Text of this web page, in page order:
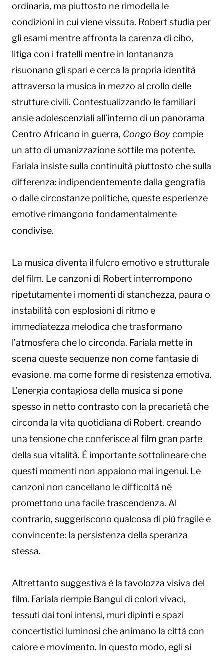
ordinaria, ma piuttosto ne rimodella le
condizioni in cui viene vissuta. Robert studia per
gli esami mentre affronta la carenza di cibo,
litiga con i fratelli mentre in lontananza
risuonano gli spari e cerca la propria identità
attraverso la musica in mezzo al crollo delle
strutture civili. Contestualizzando le familiari
ansie adolescenziali all’interno di un panorama
Centro Africano in guerra, Congo Boycompie
un atto di umanizzazione sottile ma potente.
Fariala insiste sulla continuità piuttosto che sulla
differenza: indipendentemente dalla geografia
o dalle circostanze politiche, queste esperienze
emotive rimangono fondamentalmente
condivise.
La musica diventa il fulcro emotivo e strutturale
del film. Le canzoni di Robert interrompono
ripetutamente i momenti di stanchezza, paura o
instabilità con esplosioni di ritmo e
immediatezza melodica che trasformano
l’atmosfera che lo circonda. Fariala mette in
scena queste sequenze non come fantasie di
evasione, ma come forme di resistenza emotiva.
L’energia contagiosa della musica si pone
spesso in netto contrasto con la precarietà che
circonda la vita quotidiana di Robert, creando
una tensione che conferisce al film gran parte
della sua vitalità. È importante sottolineare che
questi momenti non appaiono mai ingenui. Le
canzoni non cancellano le difficoltà né
promettono una facile trascendenza. Al
contrario, suggeriscono qualcosa di più fragile e
convincente: la persistenza della speranza
stessa.
Altrettanto suggestiva è la tavolozza visiva del
film. Fariala riempie Bangui di colori vivaci,
tessuti dai toni intensi, muri dipinti e spazi
concertistici luminosi che animano la città con
calore e movimento. In questo modo, egli si